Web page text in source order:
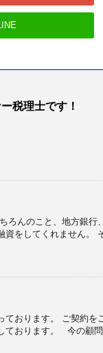
税理士です！
ろんのこと、地方銀行、
資をしてくれません。
ております。 ご契約を
ております。 今の顧